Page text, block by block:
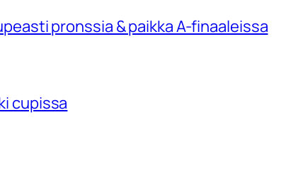
pronssia & paikka A-finaaleissa
cupissa